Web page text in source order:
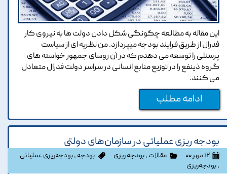
این مقاله به مطالعه چگونگی شکل دادن دولت ها به نیروی کار
فدرال از طریق فرایند بودجه ميپردازد. من نظریه ای از سیاست
پرسنلی را توسعه می دهدم که در آن روسای جمهور خواسته های
گروه ذينفع را در توزیع منابع انسانی در سراسر دولت فدرال متعادل
می کنند.
ادامه مطلب
بودجه ریزی عملیاتی در سازمان‌های دولتی
۱۲ مهر ۰۰ مقالات ،بودجه ریزی بودجه ،بودجه‌ریزی عملیاتی
،بودجه‌ریزی